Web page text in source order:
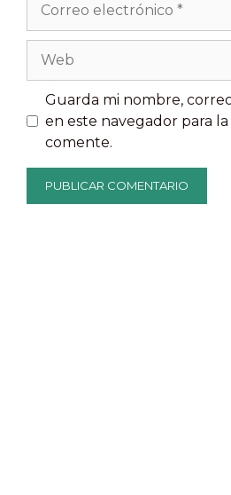
electrónico
Guarda mi nombre,
en este navegador para
comente.